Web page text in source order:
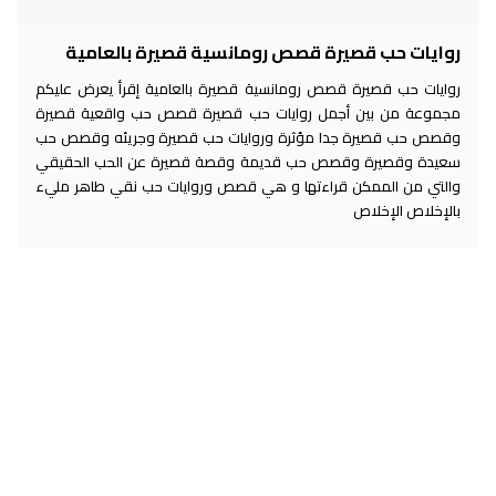
روايات حب قصيرة قصص رومانسية قصيرة بالعامية
روايات حب قصيرة قصص رومانسية قصيرة بالعامية إقرأ يعرض عليكم
مجموعة من بين أجمل روايات حب قصيرة قصص حب واقعية قصيرة
وقصص حب قصيرة جدا مؤثرة وروايات حب قصيرة وجريئه وقصص حب
سعيدة وقصيرة وقصص حب قديمة وقصة قصيرة عن الحب الحقيقي
والتي من الممكن قراءتها و هي قصص وروايات حب نقي طاهر مليء
بالإخلاص الإخلاص